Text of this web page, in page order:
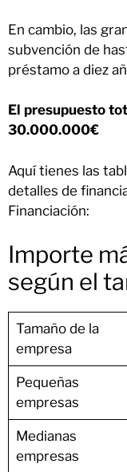
En cambio, las
subvención de
préstamo a diez
El presupuesto
30.000.000€
Aquí tienes las
detalles de
Financiación:
Importe
según el
Tamaño de la
empresa
Pequeñas
empresas
Medianas
empresas